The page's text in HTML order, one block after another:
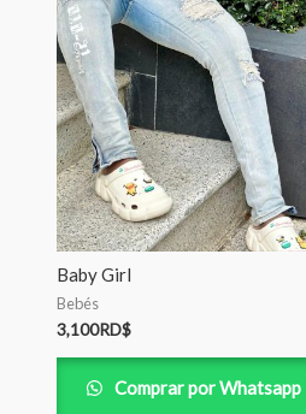
Baby Girl
Bebés
3,100RD$
Comprar por Whatsapp